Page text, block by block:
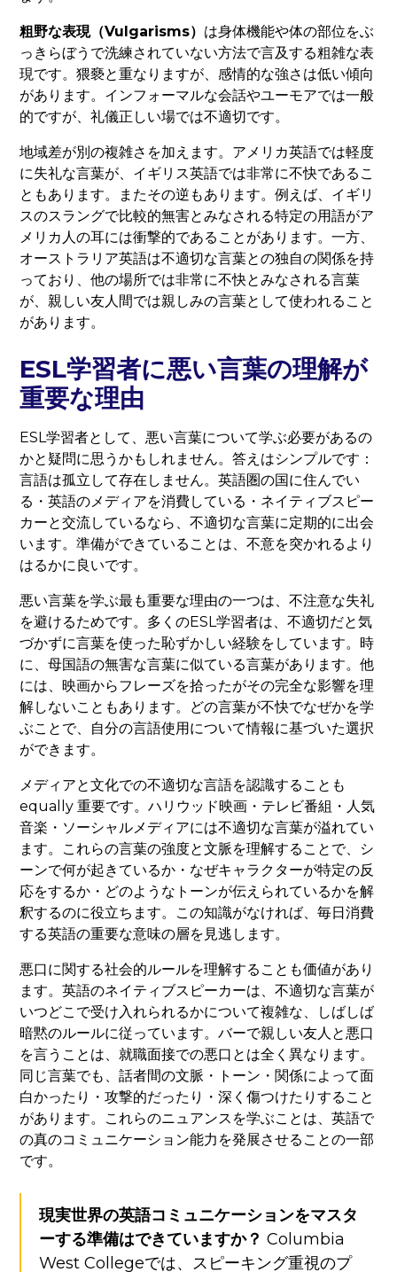
粗野な表現（Vulgarisms） は身体機能や体の部位をぶ
っきらぼうで洗練されていない方法で言及する粗雑な表
現です。猥褻と重なりますが、感情的な強さは低い傾向
があります。インフォーマルな会話やユーモアでは一般
的ですが、礼儀正しい場では不適切です。
地域差が別の複雑さを加えます。アメリカ英語では軽度
に失礼な言葉が、イギリス英語では非常に不快であるこ
ともあります。またその逆もあります。例えば、イギリ
スのスラングで比較的無害とみなされる特定の用語がア
メリカ人の耳には衝撃的であることがあります。一方、
オーストラリア英語は不適切な言葉との独自の関係を持
っており、他の場所では非常に不快とみなされる言葉
が、親しい友人間では親しみの言葉として使われること
があります。
ESL学習者に悪い言葉の理解が
重要な理由
ESL学習者として、悪い言葉について学ぶ必要があるの
かと疑問に思うかもしれません。答えはシンプルです：
言語は孤立して存在しません。英語圏の国に住んでい
る・英語のメディアを消費している・ネイティブスピー
カーと交流しているなら、不適切な言葉に定期的に出会
います。準備ができていることは、不意を突かれるより
はるかに良いです。
悪い言葉を学ぶ最も重要な理由の一つは、不注意な失礼
を避けるためです。多くのESL学習者は、不適切だと気
づかずに言葉を使った恥ずかしい経験をしています。時
に、母国語の無害な言葉に似ている言葉があります。他
には、映画からフレーズを拾ったがその完全な影響を理
解しないこともあります。どの言葉が不快でなぜかを学
ぶことで、自分の言語使用について情報に基づいた選択
ができます。
メディアと文化での不適切な言語を認識することも
equally 重要です。ハリウッド映画・テレビ番組・人気
音楽・ソーシャルメディアには不適切な言葉が溢れてい
ます。これらの言葉の強度と文脈を理解することで、シ
ーンで何が起きているか・なぜキャラクターが特定の反
応をするか・どのようなトーンが伝えられているかを解
釈するのに役立ちます。この知識がなければ、毎日消費
する英語の重要な意味の層を見逃します。
悪口に関する社会的ルールを理解することも価値があり
ます。英語のネイティブスピーカーは、不適切な言葉が
いつどこで受け入れられるかについて複雑な、しばしば
暗黙のルールに従っています。バーで親しい友人と悪口
を言うことは、就職面接での悪口とは全く異なります。
同じ言葉でも、話者間の文脈・トーン・関係によって面
白かったり・攻撃的だったり・深く傷つけたりすること
があります。これらのニュアンスを学ぶことは、英語で
の真のコミュニケーション能力を発展させることの一部
です。
現実世界の英語コミュニケーションをマスタ
ーする準備はできていますか？ Columbia
West Collegeでは、スピーキング重視のプ